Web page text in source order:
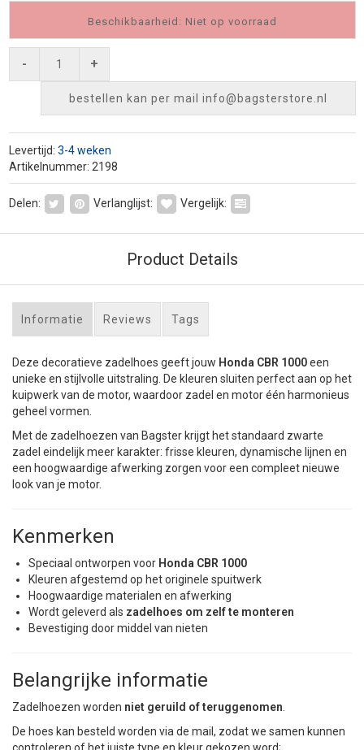
Beschikbaarheid: Niet op voorraad
- +
bestellen kan per mail info@bagsterstore.nl
Levertijd: 3-4 weken
Artikelnummer: 2198
Delen: Verlanglijst: Vergelijk:
Product Details
Informatie Reviews Tags
Deze decoratieve zadelhoes geeft jouw Honda CBR 1000een
unieke en stijlvolle uitstraling. De kleuren sluiten perfect aan op het
kuipwerk van de motor, waardoor zadel en motor één harmonieus
geheel vormen.
Met de zadelhoezen van Bagster krijgt het standaard zwarte
zadel eindelijk meer karakter: frisse kleuren, dynamische lijnen en
een hoogwaardige afwerking zorgen voor een compleet nieuwe
look van je motor.
Kenmerken
Speciaal ontworpen voor Honda CBR 1000
Kleuren afgestemd op het originele spuitwerk
Hoogwaardige materialen en afwerking
Wordt geleverd als zadelhoes om zelf te monteren
Bevestiging door middel van nieten
Belangrijke informatie
Zadelhoezen worden niet geruild of teruggenomen
De hoes kan besteld worden via de mail, zodat we samen kunnen